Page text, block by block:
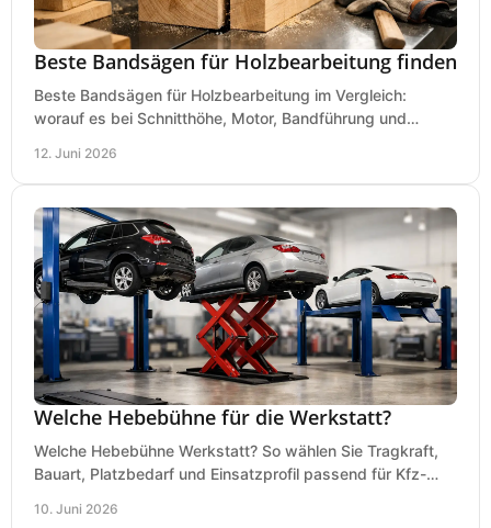
Beste Bandsägen für Holzbearbeitung finden
Beste Bandsägen für Holzbearbeitung im Vergleich:
worauf es bei Schnitthöhe, Motor, Bandführung und
12. Juni 2026
Welche Hebebühne für die Werkstatt?
Welche Hebebühne Werkstatt? So wählen Sie Tragkraft,
Bauart, Platzbedarf und Einsatzprofil passend für Kfz-
10. Juni 2026